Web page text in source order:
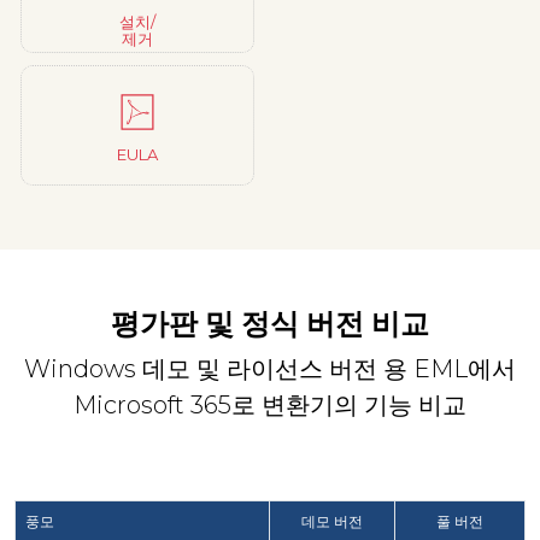
설치/
제거
EULA
평가판 및 정식 버전 비교
Windows 데모 및 라이선스 버전 용 EML에서
Microsoft 365로 변환기의 기능 비교
풍모 데모 버전 풀 버전